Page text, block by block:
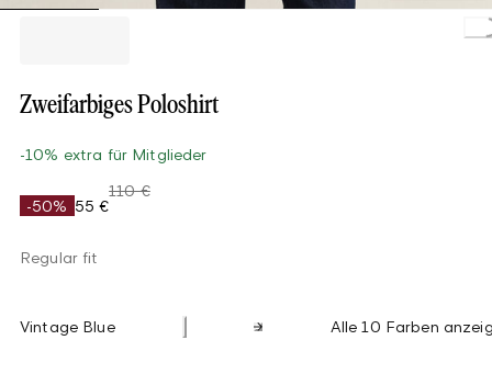
Zweifarbiges Poloshirt
-10% extra für Mitglieder
-50% 55 €
110 €
Regular fit
Vintage Blue Alle 10 Farben